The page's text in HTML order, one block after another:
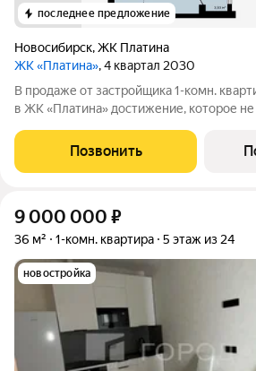
последнее предложение
Новосибирск,ЖК Платина
ЖК «Платина», 4 квартал 2030
В продаже от застройщика 1-комн.
в ЖК «Платина» достижение, которое не хочется скрывать.
архитектурным формам, Платина
Новосибирска знаковым проектом.
Позвонить
9 000 000 ₽
36 м² 1-комн. квартира 5 этаж из 24
новостройка